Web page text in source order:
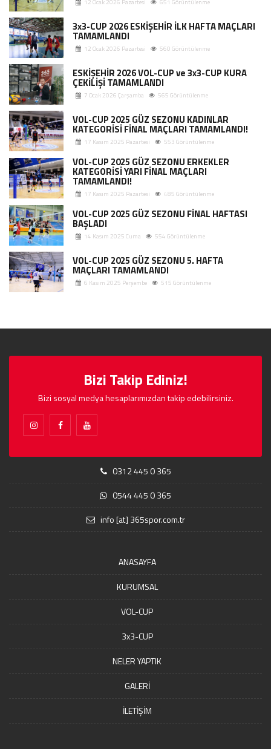
12 Ocak 2026 Pazartesi 651 Görüntülenme
3x3-CUP 2026 ESKİŞEHİR İLK HAFTA MAÇLARI
TAMAMLANDI
12 Ocak 2026 Pazartesi 560 Görüntülenme
ESKİŞEHİR 2026 VOL-CUP ve 3x3-CUP KURA
ÇEKİLİŞİ TAMAMLANDI
7 Ocak 2026 Çarşamba 565 Görüntülenme
VOL-CUP 2025 GÜZ SEZONU KADINLAR
KATEGORİSİ FİNAL MAÇLARI TAMAMLANDI!
17 Kasım 2025 Pazartesi 553 Görüntülenme
VOL-CUP 2025 GÜZ SEZONU ERKEKLER
KATEGORİSİ YARI FİNAL MAÇLARI
TAMAMLANDI!
17 Kasım 2025 Pazartesi 485 Görüntülenme
VOL-CUP 2025 GÜZ SEZONU FİNAL HAFTASI
BAŞLADI
14 Kasım 2025 Cuma 554 Görüntülenme
VOL-CUP 2025 GÜZ SEZONU 5. HAFTA
MAÇLARI TAMAMLANDI
6 Kasım 2025 Perşembe 515 Görüntülenme
Bizi Takip Ediniz!
Bizi sosyal medya hesaplarımızdan takip edebilirsiniz.
0312 445 0 365
0544 445 0 365
info [at] 365spor.com.tr
ANASAYFA
KURUMSAL
VOL-CUP
3x3-CUP
NELER YAPTIK
GALERİ
İLETİŞİM